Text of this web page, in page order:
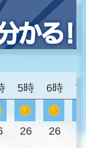
5時 6時 7
26 26